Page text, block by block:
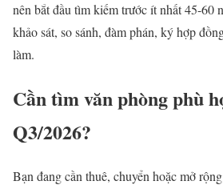
nên bắt đầu tìm kiếm trước ít nhất 45-60
khảo sát, so sánh, đàm phán, ký hợp
làm.
Cần tìm văn phòng phù
Q3/2026?
Bạn đang cần thuê, chuyển hoặc mở